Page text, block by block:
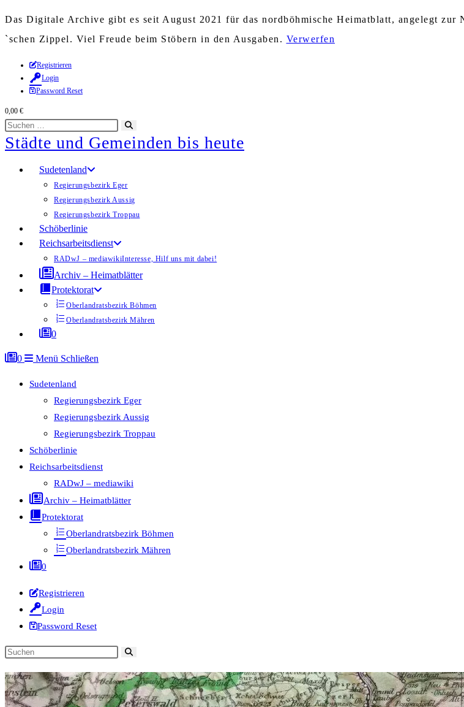
Das Digitale Archive gibt es seit August 2021 für das nordböhmische Heimatblatt, angelegt
`schen Zippel. Viel Freude beim Stöbern in den Ausgaben. Verwerfen
Zum
Inhalt
springen
Registrieren
Login
Password Reset
0,00 €
Diese
Website
durchsuchen
starten
Städte und Gemeinden bis heute
Sudetenland
Regierungsbezirk Eger
Regierungsbezirk Aussig
Regierungsbezirk Troppau
Schöberlinie
Reichsarbeitsdienst
RADwJ – mediawikiInteresse, Hilf uns mit dabei!
Archiv – Heimatblätter
Protektorat
Oberlandratsbezirk Böhmen
Oberlandratsbezirk Mähren
0
0 Menü Schließen
Sudetenland
Regierungsbezirk Eger
Regierungsbezirk Aussig
Regierungsbezirk Troppau
Schöberlinie
Reichsarbeitsdienst
RADwJ – mediawiki
Archiv – Heimatblätter
Protektorat
Oberlandratsbezirk Böhmen
Oberlandratsbezirk Mähren
0
Registrieren
Login
Password Reset
Diese
durchsuchen